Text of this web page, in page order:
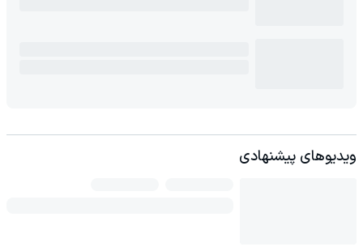
ویدیوهای پیشنهادی